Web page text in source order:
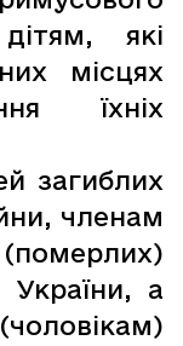
які
місцях
їхніх
загиблих
членам
України, а